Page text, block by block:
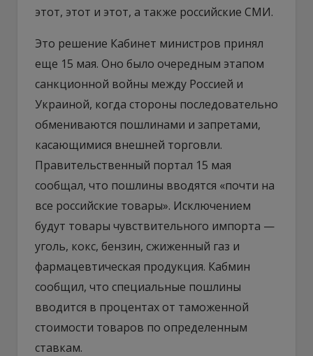
этот, этот и этот, а также российские СМИ.
Это решение Кабинет министров принял
еще 15 мая. Оно было очередным этапом
санкционной войны между Россией и
Украиной, когда стороны последовательно
обмениваются пошлинами и запретами,
касающимися внешней торговли.
Правительственный портал 15 мая
сообщал, что пошлины вводятся «почти на
все российские товары». Исключением
будут товары чувствительного импорта —
уголь, кокс, бензин, сжиженный газ и
фармацевтическая продукция. Кабмин
сообщил, что специальные пошлины
вводится в процентах от таможенной
стоимости товаров по определенным
ставкам.